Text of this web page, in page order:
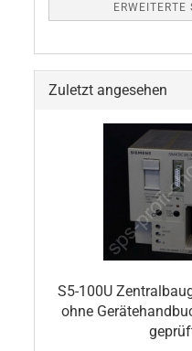
ERWEITERTE
Zuletzt angesehen
S5-100U
ohne